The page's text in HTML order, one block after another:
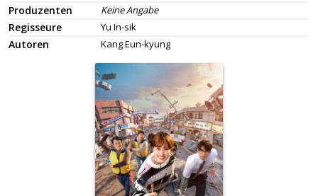
Produzenten Keine Angabe
Regisseure Yu In-sik
Autoren Kang Eun-kyung